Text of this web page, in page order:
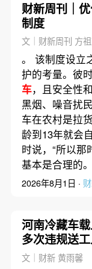
财新周刊｜
制度
文｜财新周刊 方
。 该制度设立
护的考量。彼
车，且安全性
黑烟、噪音扰
车在农村是拉
龄到13年就会
时说，“所以那
基本是合理的
2026年8月1日 ·
河南冷藏车载
多次违规送
文｜财新 黄雨馨